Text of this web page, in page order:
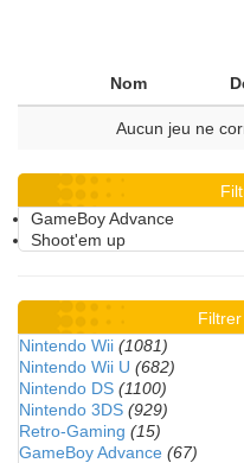
Nom
Aucun jeu ne
GameBoy Advance
Shoot'em up
Nintendo Wii (1081)
Nintendo Wii U (682)
Nintendo DS (1100)
Nintendo 3DS (929)
Retro-Gaming (15)
GameBoy Advance (67)